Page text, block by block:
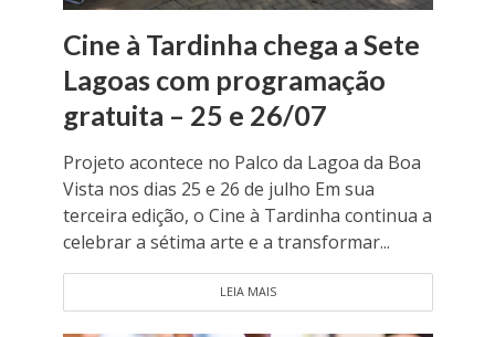
Cine à Tardinha chega a Sete
Lagoas com programação
gratuita – 25 e 26/07
Projeto acontece no Palco da Lagoa da Boa
Vista nos dias 25 e 26 de julho Em sua
terceira edição, o Cine à Tardinha continua a
celebrar a sétima arte e a transformar...
LEIA MAIS